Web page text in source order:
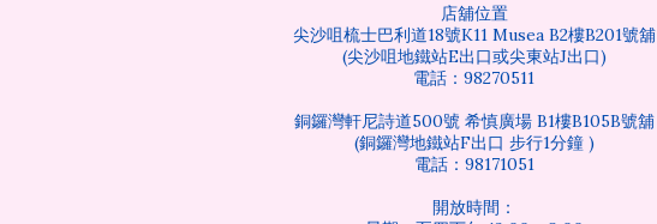
店舖位置
尖沙咀梳士巴利道18號K11 Musea B2樓B201號舖
(尖沙咀地鐵站E出口或尖東站J出口)
電話：98270511
銅鑼灣軒尼詩道500號 希慎廣場 B1樓B105B號舖
(銅鑼灣地鐵站F出口 步行1分鐘 )
電話：98171051
開放時間：